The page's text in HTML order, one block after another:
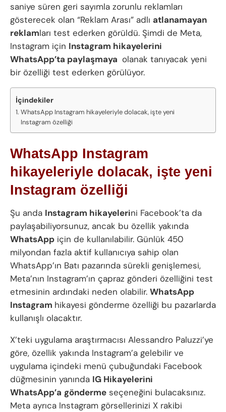
saniye süren geri sayımla zorunlu reklamları
gösterecek olan “Reklam Arası” adlı atlanamayan
reklamları test ederken görüldü. Şimdi de Meta,
Instagram için Instagram hikayelerini
WhatsApp’ta paylaşmaya olanak tanıyacak yeni
bir özelliği test ederken görülüyor.
İçindekiler
WhatsApp Instagram hikayeleriyle dolacak, işte yeni
Instagram özelliği
WhatsApp Instagram
hikayeleriyle dolacak, işte yeni
Instagram özelliği
Şu anda Instagram hikayelerini Facebook’ta da
paylaşabiliyorsunuz, ancak bu özellik yakında
WhatsApp için de kullanılabilir. Günlük 450
milyondan fazla aktif kullanıcıya sahip olan
WhatsApp’ın Batı pazarında sürekli genişlemesi,
Meta’nın Instagram’ın çapraz gönderi özelliğini test
etmesinin ardındaki neden olabilir. WhatsApp
Instagram hikayesi gönderme özelliği bu pazarlarda
kullanışlı olacaktır.
X’teki uygulama araştırmacısı Alessandro Paluzzi’ye
göre, özellik yakında Instagram’a gelebilir ve
uygulama içindeki menü çubuğundaki Facebook
düğmesinin yanında IG Hikayelerini
WhatsApp’a gönderme seçeneğini bulacaksınız.
Meta ayrıca Instagram görsellerinizi X rakibi